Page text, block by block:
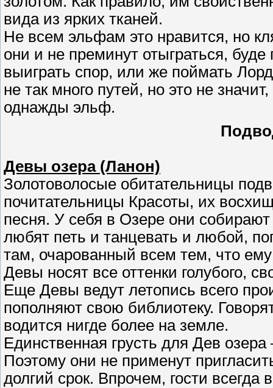
вида из ярких тканей.
Не всем эльфам это нравится, но
они и не преминут отыграться,
выиграть спор, или же поймать
не так много путей, но это не
однажды эльф.
Девы озера (Ланон)
Золотоволосые обитательницы
почитательницы Красоты, их
песня. У себя в Озере они
любят петь и танцевать и любой,
там, очарованный всем тем, что
Девы носят все оттенки голубого,
Еще Девы ведут летопись всего
пополняют свою библиотеку.
водится нигде более на земле.
Единственная грусть для Дев
Поэтому они не применут
долгий срок. Впрочем, гости